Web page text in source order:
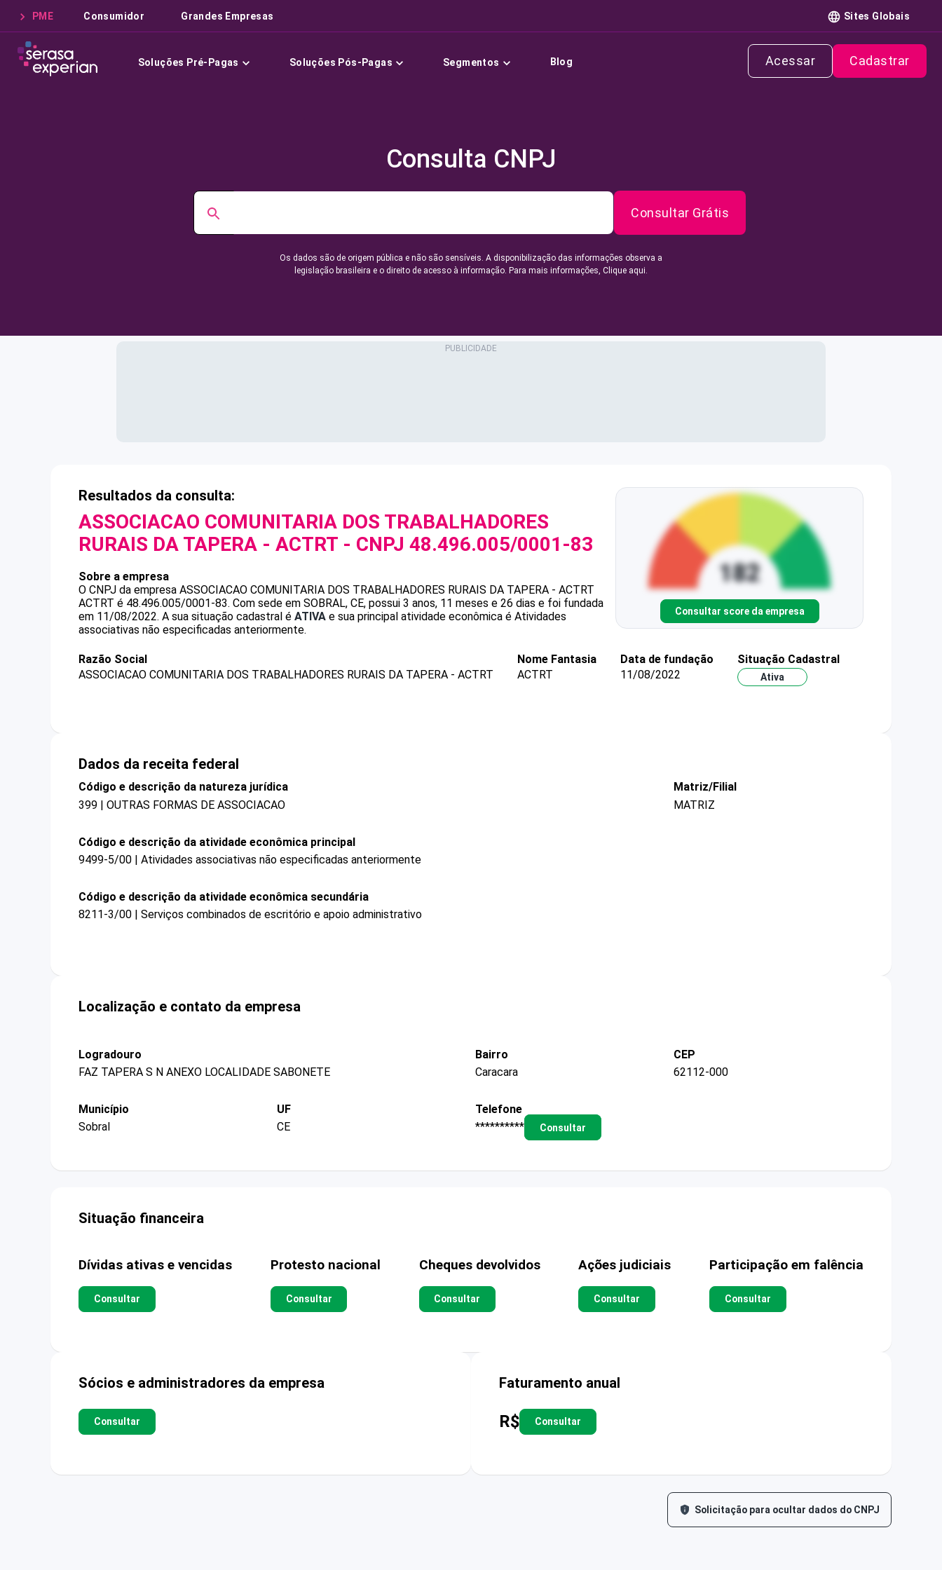
PME Consumidor Grandes Empresas Sites Globais
Soluções Pré-Pagas Soluções Pós-Pagas Segmentos Blog Acessar Cadastrar
Consulta CNPJ
Consultar Grátis
Os dados são de origem pública e não são sensíveis. A disponibilização das informações observa a
legislação brasileira e o direito de acesso à informação. Para mais informações, Clique aqui.
Resultados da consulta:
ASSOCIACAO COMUNITARIA DOS TRABALHADORES
RURAIS DA TAPERA - ACTRT - CNPJ 48.496.005/0001-83
Sobre a empresa
O CNPJ da empresa ASSOCIACAO COMUNITARIA DOS TRABALHADORES RURAIS DA TAPERA - ACTRT
ACTRT é 48.496.005/0001-83. Com sede em SOBRAL, CE, possui 3 anos, 11 meses e 26 dias e foi fundada
em 11/08/2022. A sua situação cadastral é ATIVA e sua principal atividade econômica é Atividades
associativas não especificadas anteriormente.
Consultar score da empresa
Razão Social
ASSOCIACAO COMUNITARIA DOS TRABALHADORES RURAIS DA TAPERA - ACTRT
Nome Fantasia
ACTRT
Data de fundação
11/08/2022
Situação Cadastral
Ativa
Dados da receita federal
Código e descrição da natureza jurídica
399 | OUTRAS FORMAS DE ASSOCIACAO
Matriz/Filial
MATRIZ
Código e descrição da atividade econômica principal
9499-5/00 | Atividades associativas não especificadas anteriormente
Código e descrição da atividade econômica secundária
8211-3/00 | Serviços combinados de escritório e apoio administrativo
Localização e contato da empresa
Logradouro
FAZ TAPERA S N ANEXO LOCALIDADE SABONETE
Bairro
Caracara
CEP
62112-000
Município
Sobral
UF
CE
Telefone
**********
Consultar
Situação financeira
Dívidas ativas e vencidas
Consultar
Protesto nacional
Consultar
Cheques devolvidos
Consultar
Ações judiciais
Consultar
Participação em falência
Consultar
Sócios e administradores da empresa
Consultar
Faturamento anual
R$ Consultar
Solicitação para ocultar dados do CNPJ